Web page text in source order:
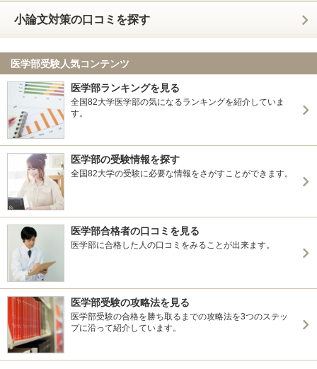
小論文対策の口コミを探す
医学部受験人気コンテンツ
医学部ランキングを見る
全国82大学医学部の気になるランキングを紹介していま
す。
医学部の受験情報を探す
全国82大学の受験に必要な情報をさがすことができます。
医学部合格者の口コミを見る
医学部に合格した人の口コミをみることが出来ます。
医学部受験の攻略法を見る
医学部受験の合格を勝ち取るまでの攻略法を3つのステッ
プに沿って紹介しています。